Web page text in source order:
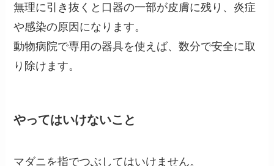
無理に引き抜くと口器の一部が皮膚に残り、炎症
や感染の原因になります。
動物病院で専用の器具を使えば、数分で安全に取
り除けます。
やってはいけないこと
マダニを指でつぶしてはいけません。